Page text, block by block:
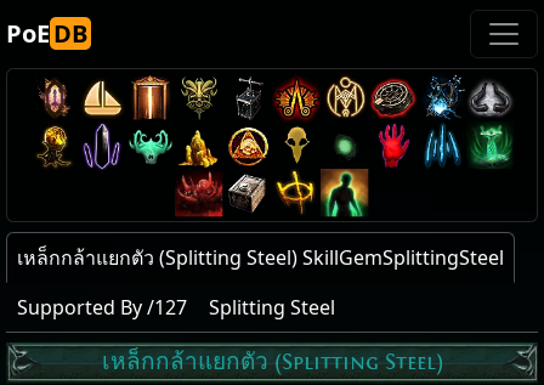
PoEDB
เหล็กกล้าแยกตัว (Splitting Steel) SkillGemSplittingSteel
Supported By /127
Splitting Steel
เหล็กกล้าแยกตัว (Splitting Steel)